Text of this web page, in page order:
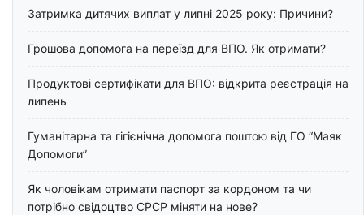
Затримка дитячих виплат у липні 2025 року: Причини?
Грошова допомога на переїзд для ВПО. Як отримати?
Продуктові сертифікати для ВПО: відкрита реєстрація на
липень
Гуманітарна та гігієнічна допомога поштою від ГО “Маяк
Допомоги”
Як чоловікам отримати паспорт за кордоном та чи
потрібно свідоцтво СРСР міняти на нове?